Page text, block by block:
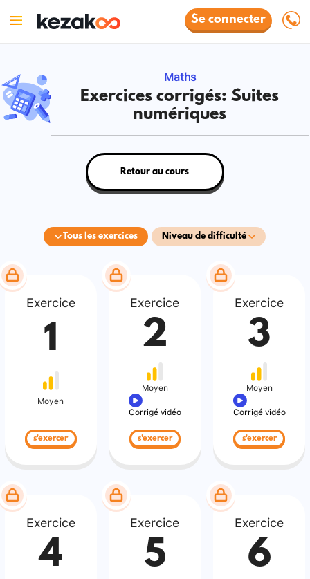
Se connecter
Maths
Exercices corrigés: Suites
numériques
Tous les exercices Niveau de difficulté
Retour au cours
Exercice
1
Moyen
s'exercer
Exercice
2
Moyen
Corrigé vidéo
s'exercer
Exercice
3
Moyen
Corrigé vidéo
s'exercer
Exercice
4
Exercice
5
Exercice
6